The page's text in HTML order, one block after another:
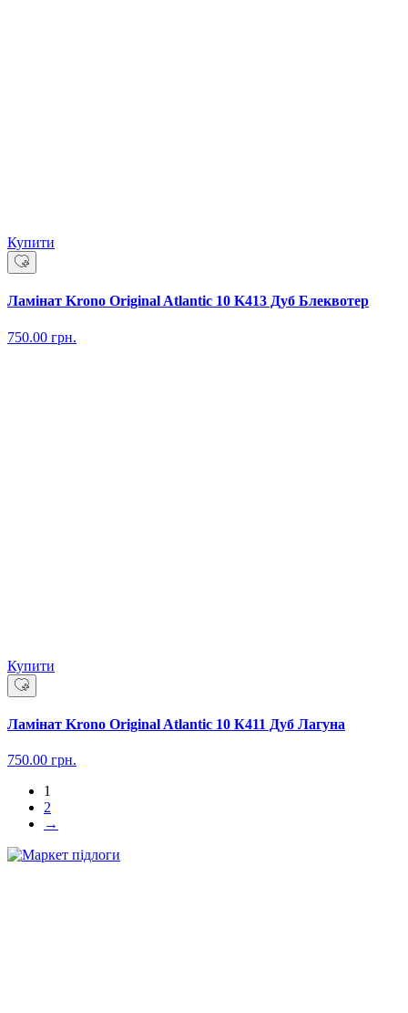
Купити
Ламінат Krono Original Atlantic 10 K413 Дуб Блеквотер
750.00 грн.
Купити
Ламінат Krono Original Atlantic 10 К411 Дуб Лагуна
750.00 грн.
1
2
→